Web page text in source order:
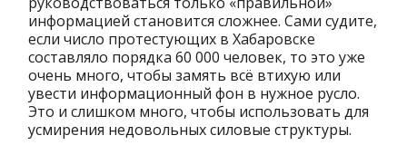
информацией становится сложнее. Сами судите,
если число протестующих в Хабаровске
составляло порядка 60 000 человек, то это уже
очень много, чтобы замять всё втихую или
увести информационный фон в нужное русло.
Это и слишком много, чтобы использовать для
усмирения недовольных силовые структуры.